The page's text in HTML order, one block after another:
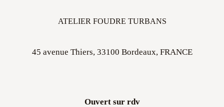
ATELIER FOUDRE TURBANS
45 avenue Thiers, 33100 Bordeaux, FRANCE
Ouvert sur rdv